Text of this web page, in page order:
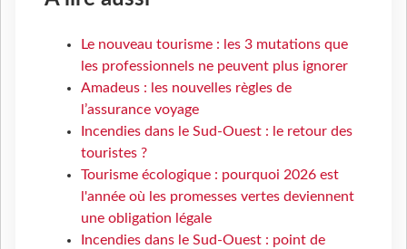
Le nouveau tourisme : les 3 mutations que
les professionnels ne peuvent plus ignorer
Amadeus : les nouvelles règles de
l’assurance voyage
Incendies dans le Sud-Ouest : le retour des
touristes ?
Tourisme écologique : pourquoi 2026 est
l'année où les promesses vertes deviennent
une obligation légale
Incendies dans le Sud-Ouest : point de